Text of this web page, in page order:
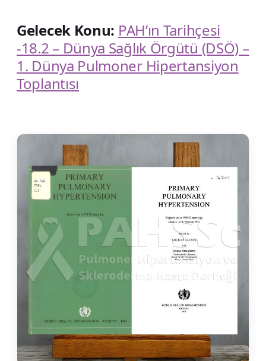
Gelecek Konu: PAH’ın Tarihçesi
-18.2 – Dünya Sağlık Örgütü (DSÖ) –
1. Dünya Pulmoner Hipertansiyon
Toplantısı